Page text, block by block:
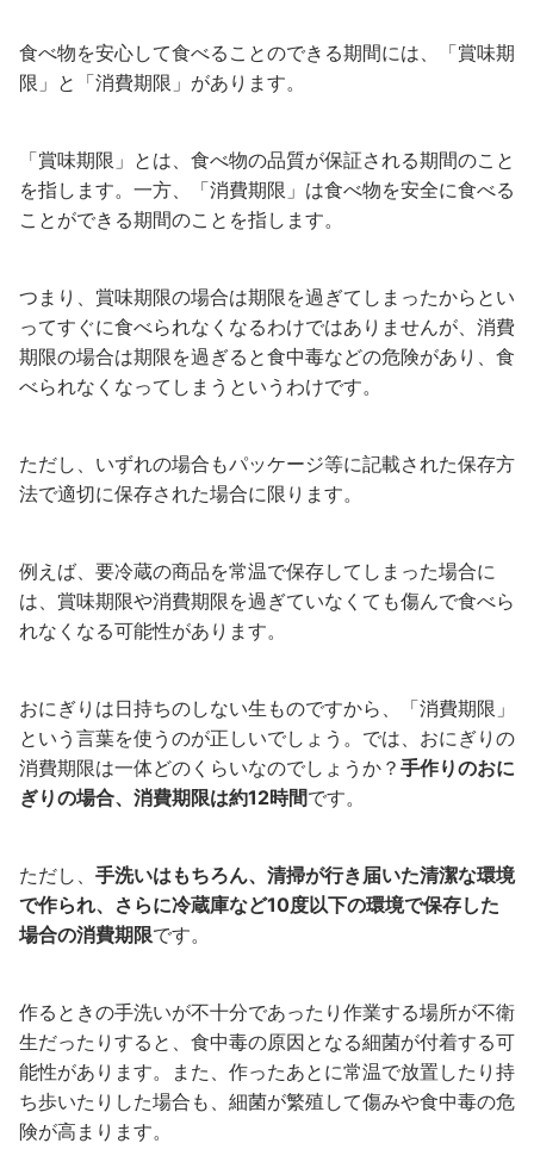
食べ物を安心して食べることのできる期間には、「賞味期
限」と「消費期限」があります。
「賞味期限」とは、食べ物の品質が保証される期間のこと
を指します。一方、「消費期限」は食べ物を安全に食べる
ことができる期間のことを指します。
つまり、賞味期限の場合は期限を過ぎてしまったからとい
ってすぐに食べられなくなるわけではありませんが、消費
期限の場合は期限を過ぎると食中毒などの危険があり、食
べられなくなってしまうというわけです。
ただし、いずれの場合もパッケージ等に記載された保存方
法で適切に保存された場合に限ります。
例えば、要冷蔵の商品を常温で保存してしまった場合に
は、賞味期限や消費期限を過ぎていなくても傷んで食べら
れなくなる可能性があります。
おにぎりは日持ちのしない生ものですから、「消費期限」
という言葉を使うのが正しいでしょう。では、おにぎりの
消費期限は一体どのくらいなのでしょうか？ 手作りのおに
ぎりの場合、消費期限は約12時間です。
ただし、 手洗いはもちろん、清掃が行き届いた清潔な環境
で作られ、さらに冷蔵庫など10度以下の環境で保存した
場合の消費期限です。
作るときの手洗いが不十分であったり作業する場所が不衛
生だったりすると、食中毒の原因となる細菌が付着する可
能性があります。また、作ったあとに常温で放置したり持
ち歩いたりした場合も、細菌が繁殖して傷みや食中毒の危
険が高まります。